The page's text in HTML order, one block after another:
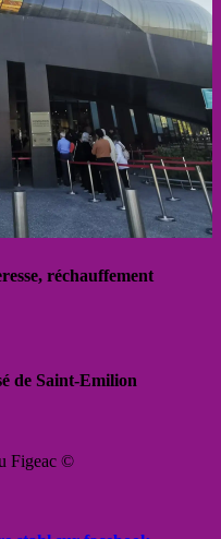
réchauffement
de Saint-Emilion
Figeac ©